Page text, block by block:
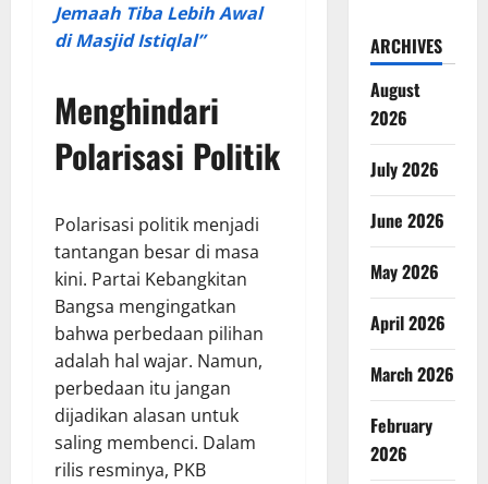
Jemaah Tiba Lebih Awal
di Masjid Istiqlal”
Menghindari
Polarisasi Politik
Polarisasi politik menjadi
tantangan besar di masa
kini. Partai Kebangkitan
Bangsa mengingatkan
bahwa perbedaan pilihan
adalah hal wajar. Namun,
perbedaan itu jangan
dijadikan alasan untuk
saling membenci. Dalam
rilis resminya, PKB
ARCHIVES
August
2026
July 2026
June 2026
May 2026
April 2026
March 2026
February
2026